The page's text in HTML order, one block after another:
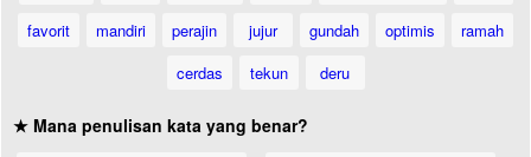
favorit
mandiri perajin jujur gundah optimis
ramah
cerdas
tekun deru
★ Mana penulisan kata yang benar?